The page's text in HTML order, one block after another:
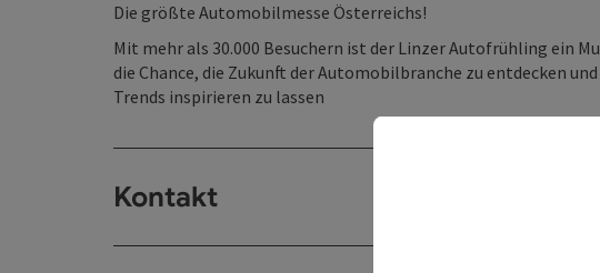
Die größte Automobilmesse Österreichs!
Mit mehr als 30.000 Besuchern ist der Linzer Autofrühling ein
die Chance, die Zukunft der Automobilbranche zu entdecken
Trends inspirieren zu lassen
Kontakt